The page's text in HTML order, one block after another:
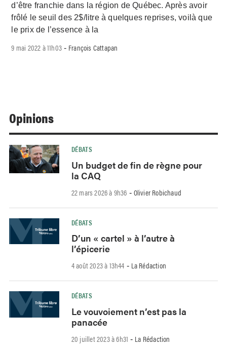
d’être franchie dans la région de Québec. Après avoir
frôlé le seuil des 2$/litre à quelques reprises, voilà que
le prix de l’essence à la
9 mai 2022 à 11h03 - François Cattapan
Opinions
DÉBATS
Un budget de fin de règne pour
la CAQ
22 mars 2026 à 9h36 - Olivier Robichaud
DÉBATS
D’un « cartel » à l’autre à
l’épicerie
4 août 2023 à 13h44 - La Rédaction
DÉBATS
Le vouvoiement n’est pas la
panacée
20 juillet 2023 à 6h31 - La Rédaction